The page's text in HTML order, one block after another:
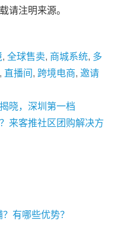
请注明来源。
, 全球售卖, 商城系统, 多
, 直播间 , 跨境电商, 邀请
晓，深圳第一档
来客推社区团购解决方
有哪些优势？